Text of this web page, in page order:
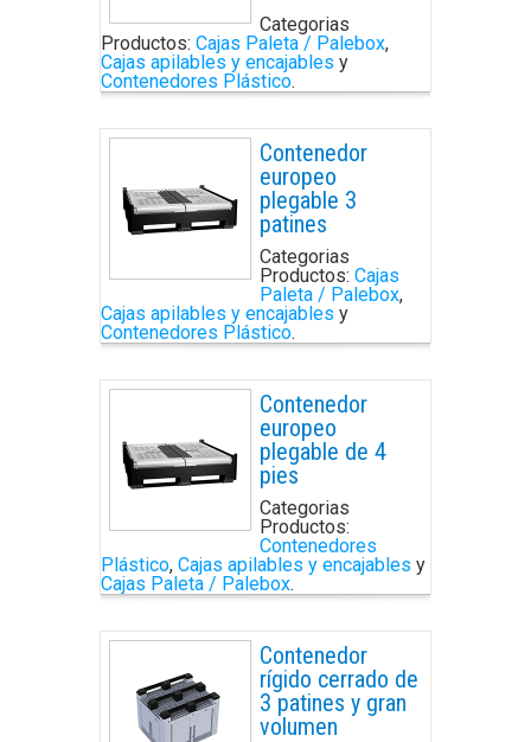
Categorias
Productos: Cajas Paleta / Palebox,
Cajas apilables y encajables y
Contenedores Plástico.
Contenedor
europeo
plegable 3
patines
Categorias
Productos: Cajas
Paleta / Palebox,
Cajas apilables y encajables y
Contenedores Plástico.
Contenedor
europeo
plegable de 4
pies
Categorias
Productos:
Contenedores
Plástico, Cajas apilables y encajables y
Cajas Paleta / Palebox.
Contenedor
rígido cerrado de
3 patines y gran
volumen